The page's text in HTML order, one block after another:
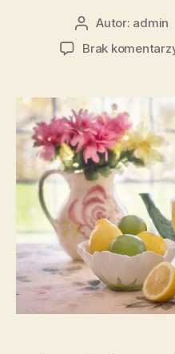
Autor
wpisu
Autor: admin
Brak